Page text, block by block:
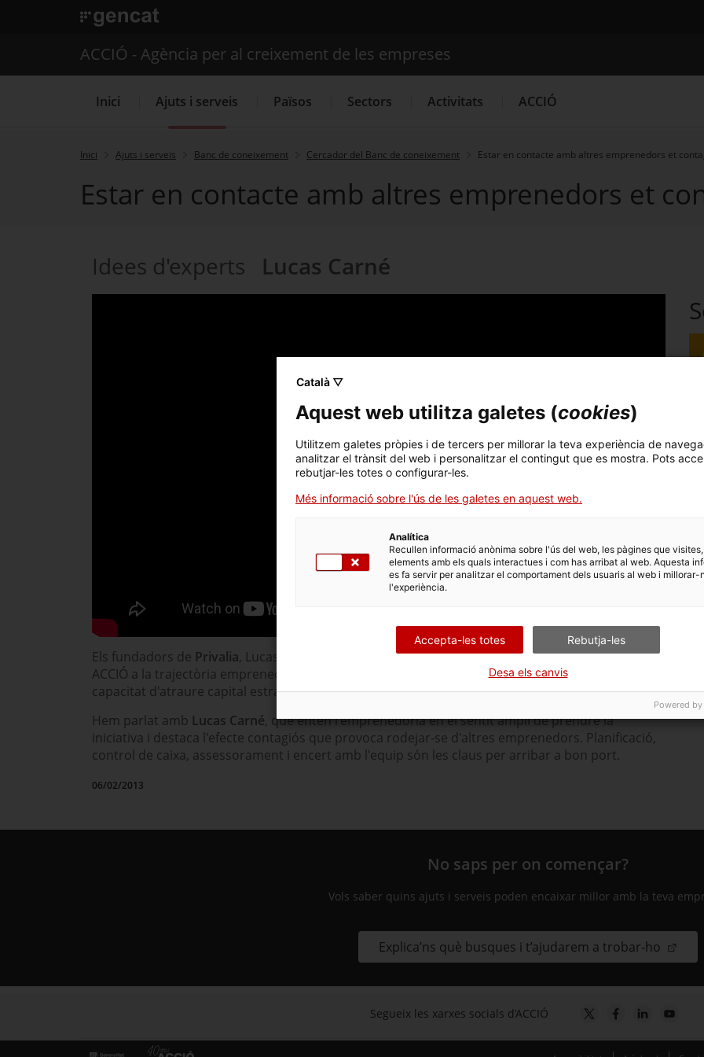
. Obre en una nova finestra.
Cercador
Serveis d'internacionalització Serveis d'innovació Convocatòries d'ajuts obertes
ACCIÓ - Agència per al creixement de les empreses
Inici Ajuts i serveis Països Sectors Activitats ACCIÓ
Inici Ajuts i serveis Banc de coneixement Cercador del Banc de coneixement Estar en contacte amb altres emprenedors et
Estar en contacte amb altres emprenedors et
Idees d'experts Lucas Carné
Els fundadors de Privalia, Lucas Carné i José Manuel Villanueva, van ser els guanyadors del premi
ACCIÓ a la trajectòria emprenedora, no només per l'èxit de la seva empresa, sinó per la seva
capacitat d'atraure capital estranger i per la posada en marxa de nous negocis.
Hem parlat amb Lucas Carné, que entén l'emprenedoria en el sentit ampli de prendre la
iniciativa i destaca l'efecte contagiós que provoca rodejar-se d'altres emprenedors. Planificació,
control de caixa, assessorament i encert amb l'equip són les claus per arribar a bon port.
06/02/2013
No saps per on començar?
Vols saber quins ajuts i serveis poden encaixar millor amb la teva
Explica’ns què busques i t’ajudarem a trobar-ho
Segueix les xarxes socials d’ACCIÓ
Català ▽
Aquest web utilitza galetes (cookies)
Utilitzem galetes pròpies i de tercers per millorar la teva experiència de
analitzar el trànsit del web i personalitzar el contingut que es mostra. Pots
rebutjar-les totes o configurar-les.
Més informació sobre l'ús de les galetes en aquest web.
Analítica
Recullen informació anònima sobre l'ús del web, les pàgines que
elements amb els quals interactues i com has arribat al web. Aquesta
es fa servir per analitzar el comportament dels usuaris al web i millorar-
l'experiència.
Accepta-les totes Rebutja-les
Desa els canvis
Powered by